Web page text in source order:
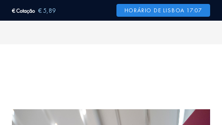
€ Cotação € 5,89 HORÁRIO DE LISBOA 17:07